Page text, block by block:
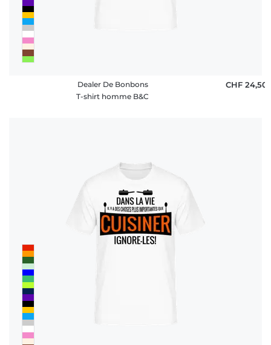
Dealer De Bonbons
T-shirt homme B&C
CHF 24,50